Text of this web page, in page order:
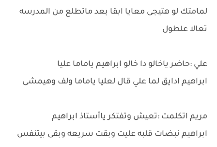
لمامتك لو هتيجى معايا ابقا بعد ماتطلع من المدرسه
تعالا علطول
علي :حاضر ياخالو دا خالو ابراهيم ياماما عليا
ابراهيم ادايق لما علي قال لعليا ياماما ولف وهيمشى
مريم اتكلمت :تعيش وتفتكر ياأستاذ ابراهيم
ابراهيم نبضات قلبه عليت وبقت سريعه وبقى بيتنفس